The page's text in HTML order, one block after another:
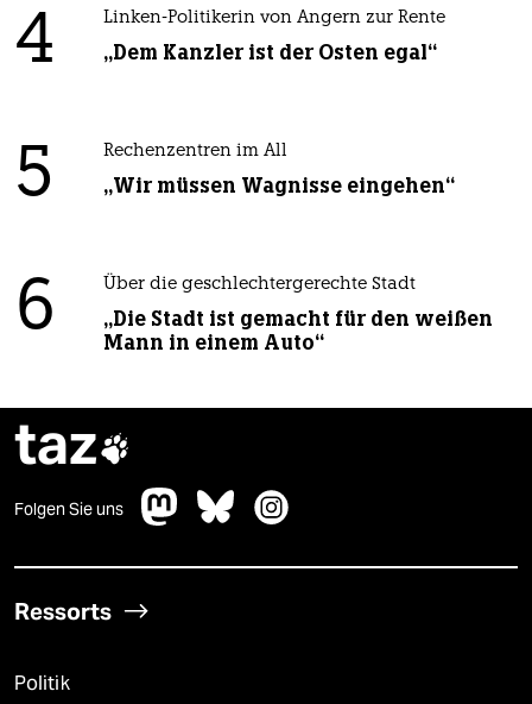
4 Linken-Politikerin von Angern zur Rente
„Dem Kanzler ist der Osten egal“
5 Rechenzentren im All
„Wir müssen Wagnisse eingehen“
6 Über die geschlechtergerechte Stadt
„Die Stadt ist gemacht für den weißen
Mann in einem Auto“
taz
Folgen Sie uns
Ressorts
Politik